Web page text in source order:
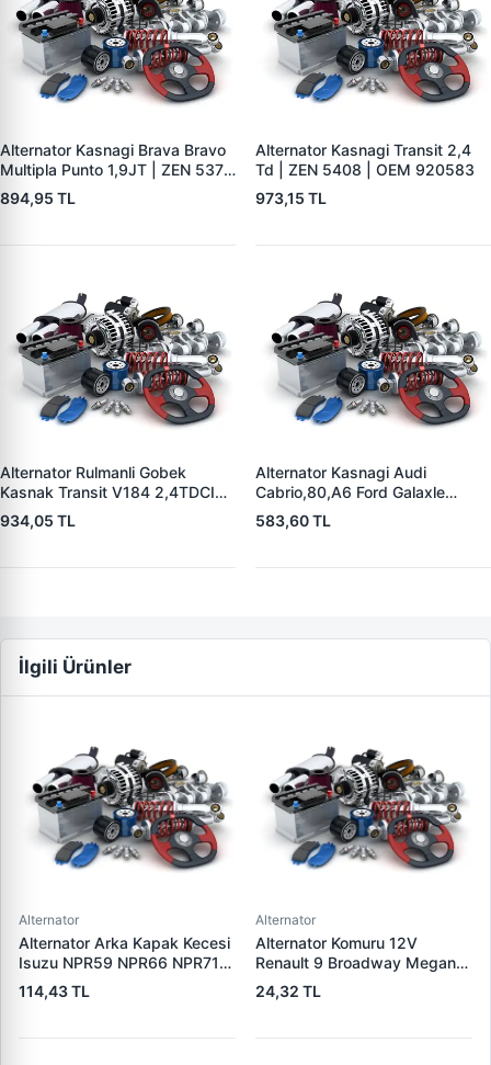
Alternator Kasnagi Brava Bravo
Multipla Punto 1,9JT | ZEN 5379
| OEM 8362516
894,95 TL
Alternator Kasnagi Transit 2,4
Td | ZEN 5408 | OEM 920583
973,15 TL
Alternator Rulmanli Gobek
Kasnak Transit V184 2,4TDCI
00>06 | ZEN 5403 | OEM
F00M991078 YC1T10A352AC
934,05 TL
Alternator Kasnagi Audi
Cabrio,80,A6 Ford Galaxle
1,9TDI Mercedes Benz Skoda
Seat Alhambra | ZEN 5352 |
583,60 TL
İlgili Ürünler
Alternator
Alternator Arka Kapak Kecesi
Isuzu NPR59 NPR66 NPR71
Nqr Nkr KS22 MD27 Turkuaz
15×32×7.5 | CDF 88310 |
114,43 TL
Alternator
Alternator Komuru 12V
Renault 9 Broadway Megane
Clio | SUNKI PX 60
24,32 TL